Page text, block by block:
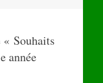
« Souhaits
année